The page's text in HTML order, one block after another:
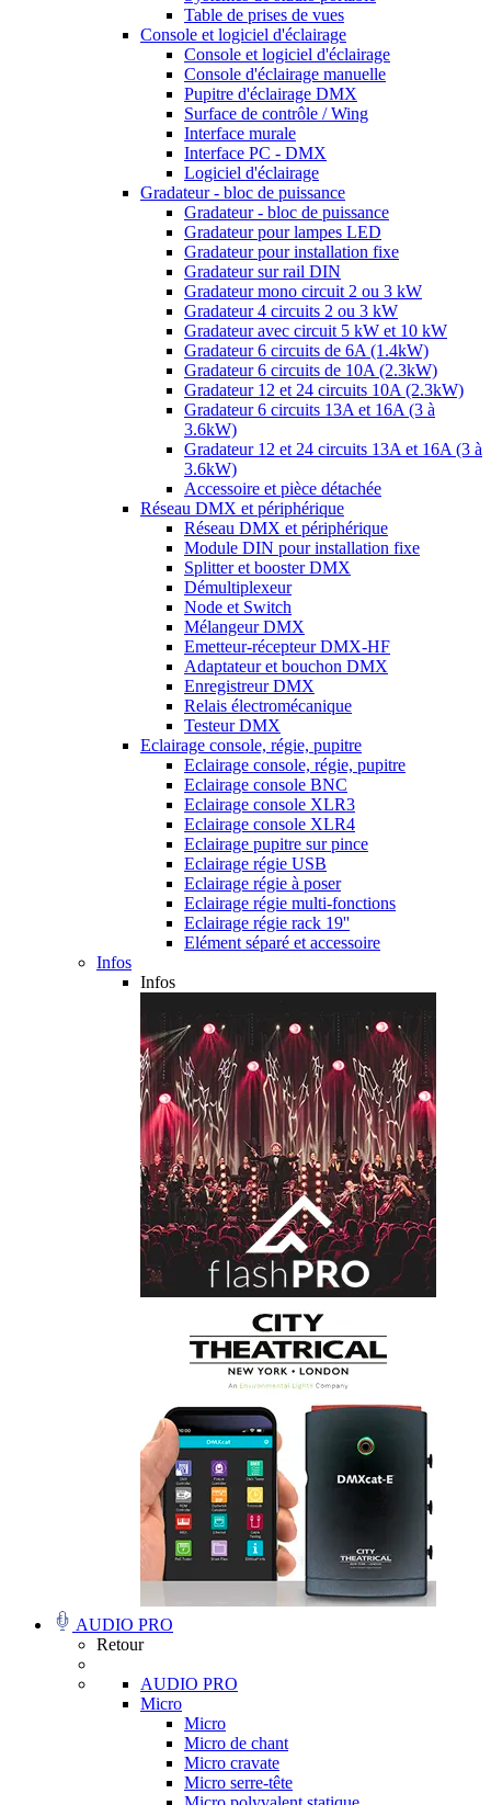
Table de prises de vues
Console et logiciel d'éclairage
Console et logiciel d'éclairage
Console d'éclairage manuelle
Pupitre d'éclairage DMX
Surface de contrôle / Wing
Interface murale
Interface PC - DMX
Logiciel d'éclairage
Gradateur - bloc de puissance
Gradateur - bloc de puissance
Gradateur pour lampes LED
Gradateur pour installation fixe
Gradateur sur rail DIN
Gradateur mono circuit 2 ou 3 kW
Gradateur 4 circuits 2 ou 3 kW
Gradateur avec circuit 5 kW et 10 kW
Gradateur 6 circuits de 6A (1.4kW)
Gradateur 6 circuits de 10A (2.3kW)
Gradateur 12 et 24 circuits 10A (2.3kW)
Gradateur 6 circuits 13A et 16A (3 à
3.6kW)
Gradateur 12 et 24 circuits 13A et 16A (3 à
3.6kW)
Accessoire et pièce détachée
Réseau DMX et périphérique
Réseau DMX et périphérique
Module DIN pour installation fixe
Splitter et booster DMX
Démultiplexeur
Node et Switch
Mélangeur DMX
Emetteur-récepteur DMX-HF
Adaptateur et bouchon DMX
Enregistreur DMX
Relais électromécanique
Testeur DMX
Eclairage console, régie, pupitre
Eclairage console, régie, pupitre
Eclairage console BNC
Eclairage console XLR3
Eclairage console XLR4
Eclairage pupitre sur pince
Eclairage régie USB
Eclairage régie à poser
Eclairage régie multi-fonctions
Eclairage régie rack 19''
Elément séparé et accessoire
Infos
Infos
AUDIO PRO
Retour
AUDIO PRO
Micro
Micro
Micro de chant
Micro cravate
Micro serre-tête